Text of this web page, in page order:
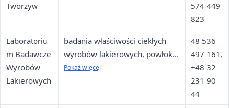
Tworzyw
574 449
823
Laboratoriu
m Badawcze
Wyrobów
Lakierowych
badania właściwości ciekłych
wyrobów lakierowych, powłok i
zawartości lotnych związków
Pokaż więcej
48 536
497 161,
+48 32
231 90
44